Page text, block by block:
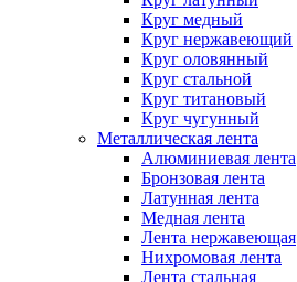
Круг медный
Круг нержавеющий
Круг оловянный
Круг стальной
Круг титановый
Круг чугунный
Металлическая лента
Алюминиевая лента
Бронзовая лента
Латунная лента
Медная лента
Лента нержавеющая
Нихромовая лента
Лента стальная